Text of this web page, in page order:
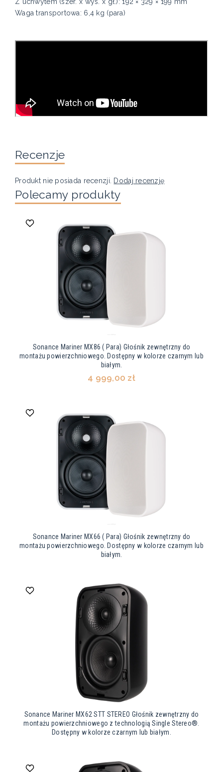
Waga transportowa: 6,4 kg (para)
Recenzje
Produkt nie posiada recenzji. Dodaj recenzję
Polecamy produkty
Sonance Mariner MX86 ( Para) Głośnik zewnętrzny do
montażu powierzchniowego. Dostępny w kolorze czarnym lub
białym.
4 999,00 zł
Sonance Mariner MX66 ( Para) Głośnik zewnętrzny do
montażu powierzchniowego. Dostępny w kolorze czarnym lub
białym.
Sonance Mariner MX62 STT STEREO Głośnik zewnętrzny do
montażu powierzchniowego z technologią Single Stereo®.
Dostępny w kolorze czarnym lub białym.